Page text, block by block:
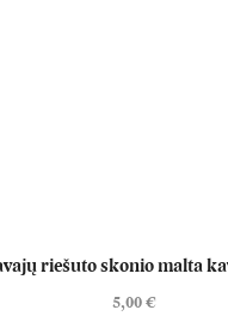
riešuto skonio malta
5,00€